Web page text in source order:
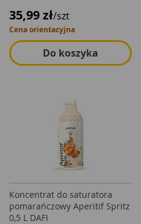
35,99 zł/szt
Cena orientacyjna
Do koszyka
Koncentrat do saturatora
pomarańczowy Aperitif Spritz
0,5 L DAFI